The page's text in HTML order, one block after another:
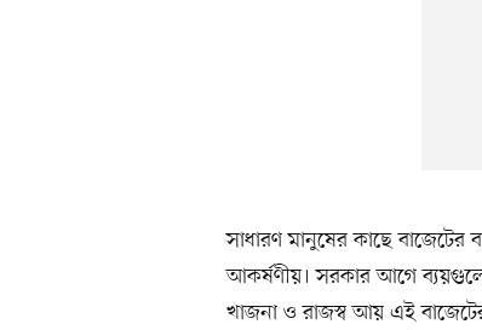
সাধারণ মানুষের কাছে
আকর্ষণীয়। সরকার আগে
খাজনা ও রাজস্ব আয় এই